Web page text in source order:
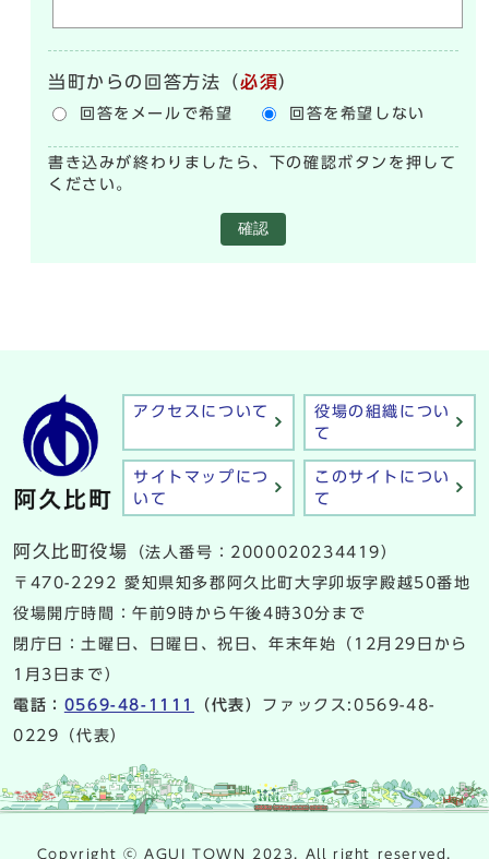
当町からの回答方法 （必須）
回答をメールで希望 回答を希望しない
書き込みが終わりましたら、下の確認ボタンを押して
ください。
確認
アクセスについて
役場の組織につい
て
サイトマップにつ
いて
このサイトについ
て
阿久比町役場
（法人番号：2000020234419）
〒470-2292 愛知県知多郡阿久比町大字卯坂字殿越50番地
役場開庁時間：午前9時から午後4時30分まで
閉庁日：土曜日、日曜日、祝日、年末年始（12月29日から
1月3日まで）
電話： 0569-48-1111 （代表） ファックス:0569-48-
0229（代表）
Copyright ⓒ AGUI TOWN 2023. All right reserved.